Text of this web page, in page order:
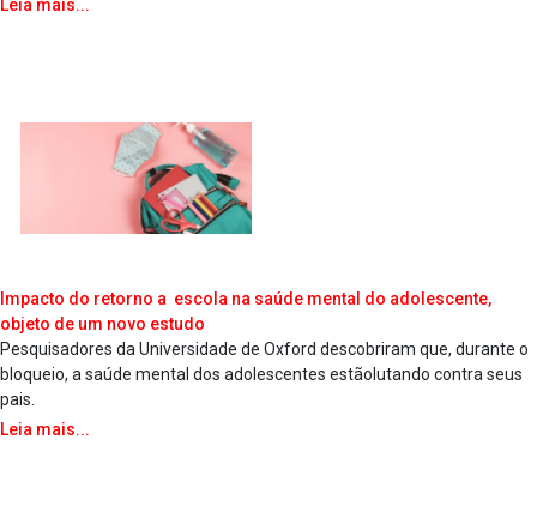
Leia mais...
Impacto do retorno a escola na saúde mental do adolescente,
objeto de um novo estudo
Pesquisadores da Universidade de Oxford descobriram que, durante o
bloqueio, a saúde mental dos adolescentes estãolutando contra seus
pais.
Leia mais...